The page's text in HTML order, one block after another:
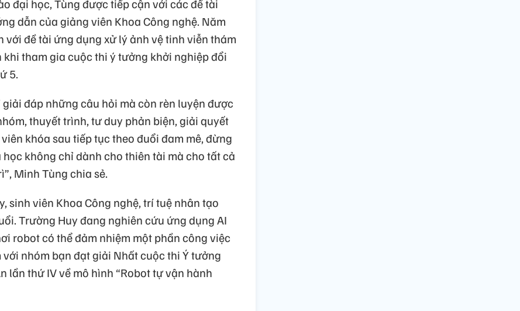
đại học, Tùng được tiếp cận với các đề tài
dẫn của giảng viên Khoa Công nghệ. Năm
với đề tài ứng dụng xử lý ảnh vệ tinh viễn thám
tham gia cuộc thi ý tưởng khởi nghiệp đổi
5.
đáp những câu hỏi mà còn rèn luyện được
thuyết trình, tư duy phản biện, giải quyết
khóa sau tiếp tục theo đuổi đam mê, đừng
không chỉ dành cho thiên tài mà cho tất cả
Minh Tùng chia sẻ.
sinh viên Khoa Công nghệ, trí tuệ nhân tạo
Trường Huy đang nghiên cứu ứng dụng AI
robot có thể đảm nhiệm một phần công việc
nhóm bạn đạt giải Nhất cuộc thi Ý tưởng
lần thứ IV về mô hình “Robot tự vận hành